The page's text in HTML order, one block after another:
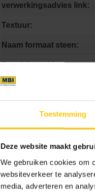
Toestemming
Deze website maakt
We gebruiken cookies om
websiteverkeer te
media, adverteren en
verwerkingsadvies link:
Textuur:
Naam formaat steen:
Speciale stukken:
Kleurcode:
Maat
0 x 0 x 8 10.5 x 10.5